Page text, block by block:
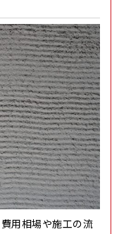
用相場や施工の流